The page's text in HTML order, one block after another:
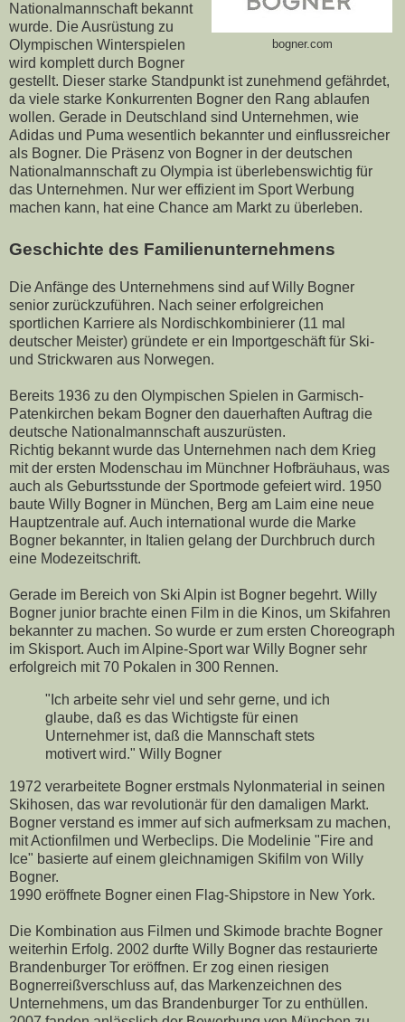
bogner.com
Nationalmannschaft bekannt
wurde. Die Ausrüstung zu
Olympischen Winterspielen
wird komplett durch Bogner
gestellt. Dieser starke Standpunkt ist zunehmend gefährdet,
da viele starke Konkurrenten Bogner den Rang ablaufen
wollen. Gerade in Deutschland sind Unternehmen, wie
Adidas und Puma wesentlich bekannter und einflussreicher
als Bogner. Die Präsenz von Bogner in der deutschen
Nationalmannschaft zu Olympia ist überlebenswichtig für
das Unternehmen. Nur wer effizient im Sport Werbung
machen kann, hat eine Chance am Markt zu überleben.
Geschichte des Familienunternehmens
Die Anfänge des Unternehmens sind auf Willy Bogner
senior zurückzuführen. Nach seiner erfolgreichen
sportlichen Karriere als Nordischkombinierer (11 mal
deutscher Meister) gründete er ein Importgeschäft für Ski-
und Strickwaren aus Norwegen.
Bereits 1936 zu den Olympischen Spielen in Garmisch-
Patenkirchen bekam Bogner den dauerhaften Auftrag die
deutsche Nationalmannschaft auszurüsten.
Richtig bekannt wurde das Unternehmen nach dem Krieg
mit der ersten Modenschau im Münchner Hofbräuhaus, was
auch als Geburtsstunde der Sportmode gefeiert wird. 1950
baute Willy Bogner in München, Berg am Laim eine neue
Hauptzentrale auf. Auch international wurde die Marke
Bogner bekannter, in Italien gelang der Durchbruch durch
eine Modezeitschrift.
Gerade im Bereich von Ski Alpin ist Bogner begehrt. Willy
Bogner junior brachte einen Film in die Kinos, um Skifahren
bekannter zu machen. So wurde er zum ersten Choreograph
im Skisport. Auch im Alpine-Sport war Willy Bogner sehr
erfolgreich mit 70 Pokalen in 300 Rennen.
"Ich arbeite sehr viel und sehr gerne, und ich
glaube, daß es das Wichtigste für einen
Unternehmer ist, daß die Mannschaft stets
motivert wird." Willy Bogner
1972 verarbeitete Bogner erstmals Nylonmaterial in seinen
Skihosen, das war revolutionär für den damaligen Markt.
Bogner verstand es immer auf sich aufmerksam zu machen,
mit Actionfilmen und Werbeclips. Die Modelinie "Fire and
Ice" basierte auf einem gleichnamigen Skifilm von Willy
Bogner.
1990 eröffnete Bogner einen Flag-Shipstore in New York.
Die Kombination aus Filmen und Skimode brachte Bogner
weiterhin Erfolg. 2002 durfte Willy Bogner das restaurierte
Brandenburger Tor eröffnen. Er zog einen riesigen
Bognerreißverschluss auf, das Markenzeichnen des
Unternehmens, um das Brandenburger Tor zu enthüllen.